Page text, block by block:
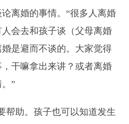
离婚的事情。“很多人离婚
会去和孩子谈（父母离婚
是避而不谈的。大家觉得
干嘛拿出来讲？或者离婚
”
帮助。 孩子也可以知道发生